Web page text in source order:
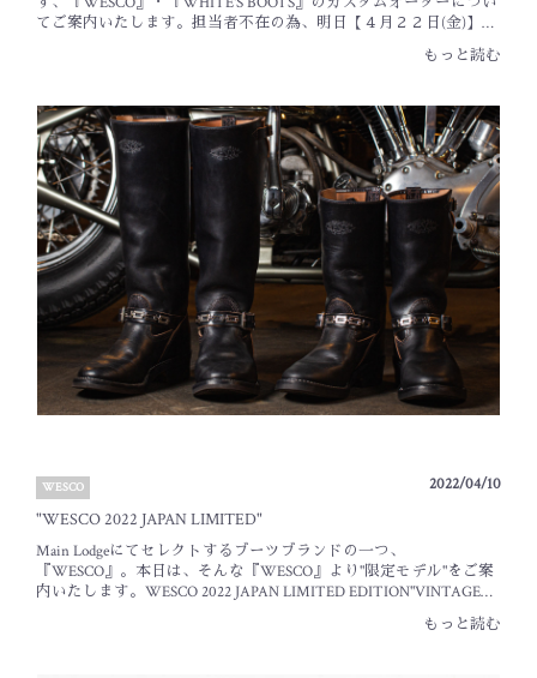
てご案内いたします。担当者不在の為、明日【４月２２日(金)】は
カスタムオーダーの受付を休止させて頂きます。ご迷惑・ご不便
をお掛けいたしますが、ご理解のほど宜しくお願い申し上げま
品。WESCO 2022 JAPAN LIMITED EDITION"VINTAGE RIDING
BOOTS"■11" Height Vintage Riding Boots¥169,180 (¥153,800 + Tax)■16"
Height Vintage Riding Boots¥201,080 (¥182,800 + Tax)WESCOの2022年
日本限定モデル"Vintage Riding Boots"。下記の写真は、限定モデル
のベースとなったヴィンテージのブーツです。オーダー締切が今
週末の【2022年 ４月 24日 (日曜日)】までとなっております。是非
ご検討下さいませ。引続き皆様のオーダーお待ちしております。
BLACK SIGN Main Lodge _ Tanaka
もっと読む
WESCO 2022/04/10
"WESCO 2022 JAPAN LIMITED"
Main Lodgeにてセレクトするブーツブランドの一つ、
『WESCO』。本日は、そんな『WESCO』より"限定モデル"をご案
内いたします。WESCO 2022 JAPAN LIMITED EDITION"VINTAGE
RIDING BOOTS"■11" Height Vintage Riding Boots¥169,180 (¥153,800 +
Tax)■16" Height Vintage Riding Boots¥201,080 (¥182,800 + Tax)発表後
もっと読む